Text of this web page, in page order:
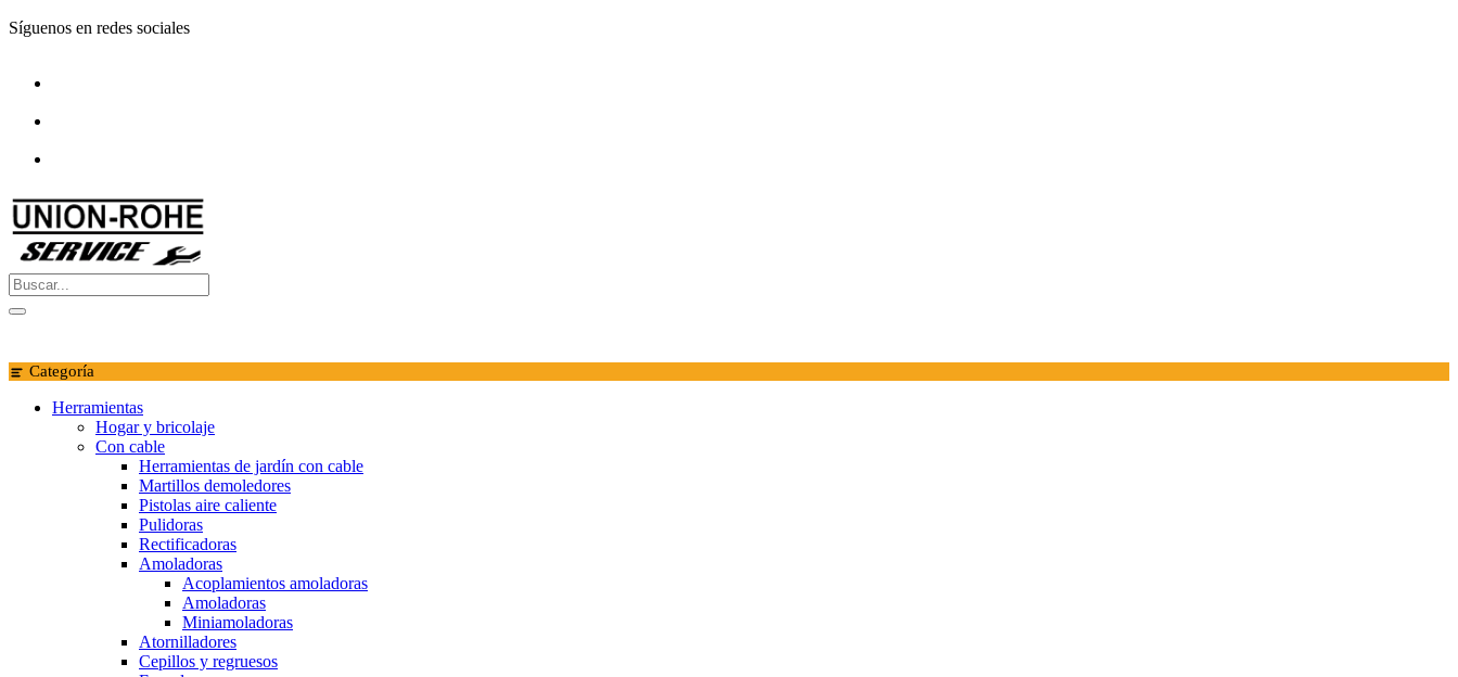
Saltar
al
Síguenos en redes sociales
Categoría
Herramientas
Hogar y bricolaje
Con cable
Herramientas de jardín con cable
Martillos demoledores
Pistolas aire caliente
Pulidoras
Rectificadoras
Amoladoras
Acoplamientos amoladoras
Amoladoras
Miniamoladoras
Atornilladores
Cepillos y regruesos